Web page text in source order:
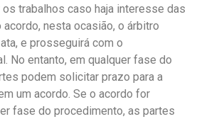
trabalhos caso haja interesse das
acordo, nesta ocasião, o árbitro
e prosseguirá com o
No entanto, em qualquer fase do
podem solicitar prazo para a
um acordo. Se o acordo for
fase do procedimento, as partes